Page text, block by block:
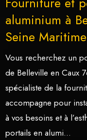
aluminium à
Seine Maritime
Vous recherchez un
de Belleville en Caux
spécialiste de la
accompagne pour
à vos besoins et à
portails en alumi...